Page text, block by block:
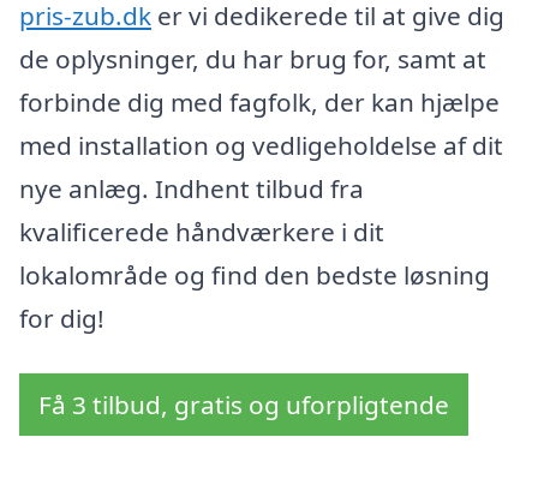
pris-zub.dk er vi dedikerede til at give dig
de oplysninger, du har brug for, samt at
forbinde dig med fagfolk, der kan hjælpe
med installation og vedligeholdelse af dit
nye anlæg. Indhent tilbud fra
kvalificerede håndværkere i dit
lokalområde og find den bedste løsning
for dig!
Få 3 tilbud, gratis og uforpligtende